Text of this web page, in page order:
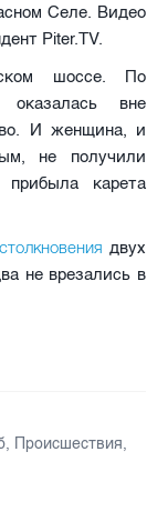
Селе. Видео
Piter.TV.
шоссе. По
оказалась вне
И женщина, и
не получили
карета
двух
не врезались в
, Происшествия,